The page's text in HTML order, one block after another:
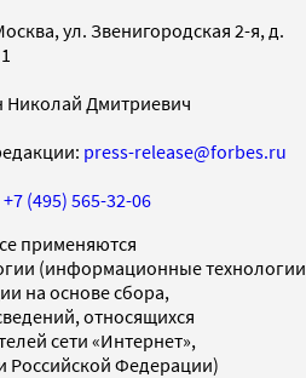
ул. Звенигородская 2-я, д.
Николай Дмитриевич
press-release@forbes.ru
+7 (495) 565-32-06
применяются
(информационные технологии
на основе сбора,
относящихся
сети «Интернет»,
Российской Федерации)